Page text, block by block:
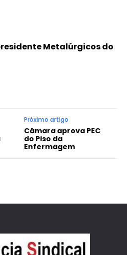
Metalúrgicos do
Próximo artigo
Câmara aprova PEC
do Piso da
Enfermagem